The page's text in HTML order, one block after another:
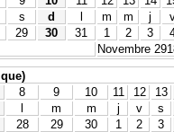
s d m m j
29 30 31 1 2 3
Novembre
8 9 10 11 12 13
l m m j v s
28 29 30 1 2 3